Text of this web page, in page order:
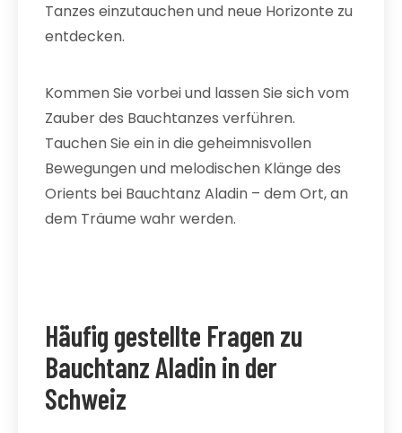
Tanzes einzutauchen und neue Horizonte zu
entdecken.
Kommen Sie vorbei und lassen Sie sich vom
Zauber des Bauchtanzes verführen.
Tauchen Sie ein in die geheimnisvollen
Bewegungen und melodischen Klänge des
Orients bei Bauchtanz Aladin – dem Ort, an
dem Träume wahr werden.
Häufig gestellte Fragen zu
Bauchtanz Aladin in der
Schweiz